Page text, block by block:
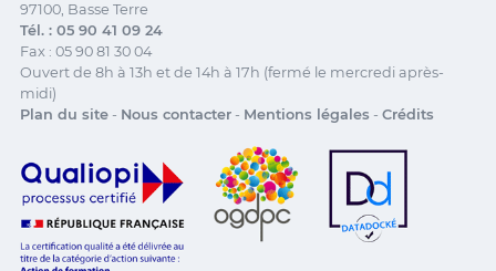
97100, Basse Terre
Tél. : 05 90 41 09 24
Fax : 05 90 81 30 04
Ouvert de 8h à 13h et de 14h à 17h (fermé le mercredi après-
midi)
Plan du site- Nous contacter- Mentions légales - Crédits